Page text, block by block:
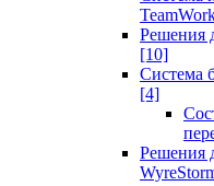
Решения
[10]
Система
[4]
Решения